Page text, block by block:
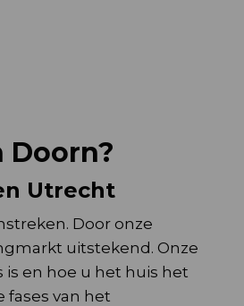
Doorn?
Utrecht
Door onze
uitstekend. Onze
is en hoe u het huis het
van het